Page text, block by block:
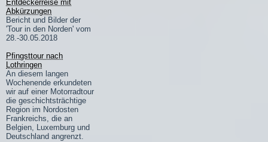
Entdeckerreise mit
Abkürzungen
Bericht und Bilder der
'Tour in den Norden' vom
28.-30.05.2018
Pfingsttour nach
Lothringen
An diesem langen
Wochenende erkundeten
wir auf einer Motorradtour
die geschichtsträchtige
Region im Nordosten
Frankreichs, die an
Belgien, Luxemburg und
Deutschland angrenzt.